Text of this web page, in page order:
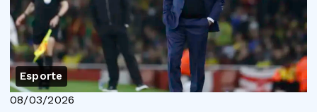
Esporte
08/03/2026